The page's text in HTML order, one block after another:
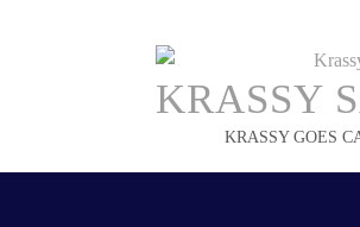
KRASSY
KRASSY GOES